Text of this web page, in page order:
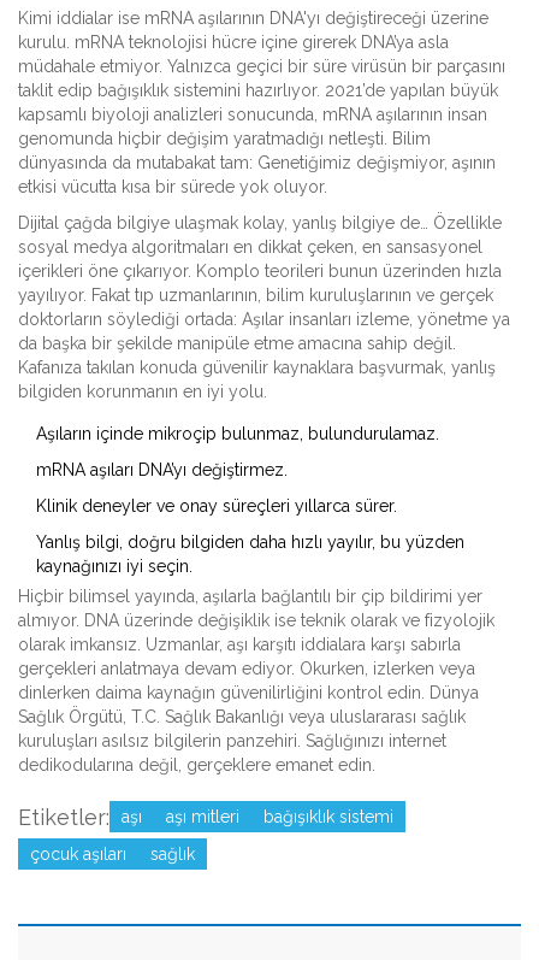
Kimi iddialar ise mRNA aşılarının DNA'yı değiştireceği üzerine
kurulu. mRNA teknolojisi hücre içine girerek DNA’ya asla
müdahale etmiyor. Yalnızca geçici bir süre virüsün bir parçasını
taklit edip bağışıklık sistemini hazırlıyor. 2021’de yapılan büyük
kapsamlı biyoloji analizleri sonucunda, mRNA aşılarının insan
genomunda hiçbir değişim yaratmadığı netleşti. Bilim
dünyasında da mutabakat tam: Genetiğimiz değişmiyor, aşının
etkisi vücutta kısa bir sürede yok oluyor.
Dijital çağda bilgiye ulaşmak kolay, yanlış bilgiye de… Özellikle
sosyal medya algoritmaları en dikkat çeken, en sansasyonel
içerikleri öne çıkarıyor. Komplo teorileri bunun üzerinden hızla
yayılıyor. Fakat tıp uzmanlarının, bilim kuruluşlarının ve gerçek
doktorların söylediği ortada: Aşılar insanları izleme, yönetme ya
da başka bir şekilde manipüle etme amacına sahip değil.
Kafanıza takılan konuda güvenilir kaynaklara başvurmak, yanlış
bilgiden korunmanın en iyi yolu.
Aşıların içinde mikroçip bulunmaz, bulundurulamaz.
mRNA aşıları DNA’yı değiştirmez.
Klinik deneyler ve onay süreçleri yıllarca sürer.
Yanlış bilgi, doğru bilgiden daha hızlı yayılır, bu yüzden
kaynağınızı iyi seçin.
Hiçbir bilimsel yayında, aşılarla bağlantılı bir çip bildirimi yer
almıyor. DNA üzerinde değişiklik ise teknik olarak ve fizyolojik
olarak imkansız. Uzmanlar, aşı karşıtı iddialara karşı sabırla
gerçekleri anlatmaya devam ediyor. Okurken, izlerken veya
dinlerken daima kaynağın güvenilirliğini kontrol edin. Dünya
Sağlık Örgütü, T.C. Sağlık Bakanlığı veya uluslararası sağlık
kuruluşları asılsız bilgilerin panzehiri. Sağlığınızı internet
dedikodularına değil, gerçeklere emanet edin.
Etiketler: aşı aşı mitleri
bağışıklık sistemi
çocuk aşıları
sağlık